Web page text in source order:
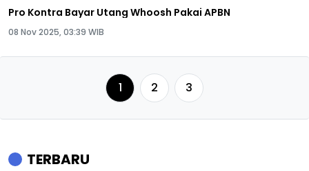
Pro Kontra Bayar Utang Whoosh Pakai APBN
08 Nov 2025, 03:39 WIB
1 2 3
TERBARU